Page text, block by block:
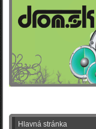
Hlavná stránka